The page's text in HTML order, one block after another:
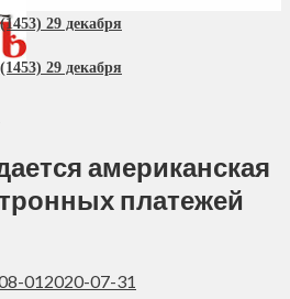
29 декабря
29 декабря
американская
платежей
012020-07-31